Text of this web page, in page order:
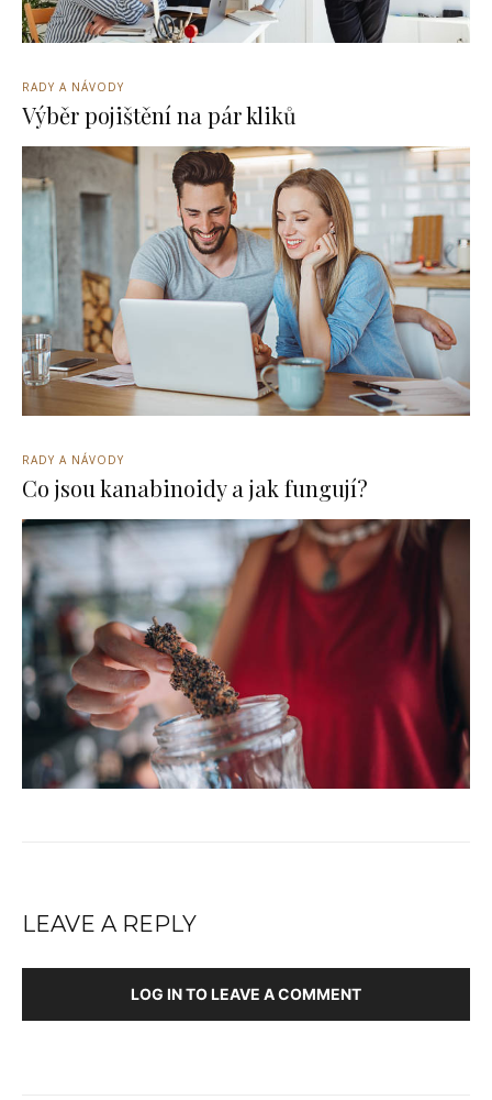
RADY A NÁVODY
Výběr pojištění na pár kliků
RADY A NÁVODY
Co jsou kanabinoidy a jak fungují?
LEAVE A REPLY
LOG IN TO LEAVE A COMMENT